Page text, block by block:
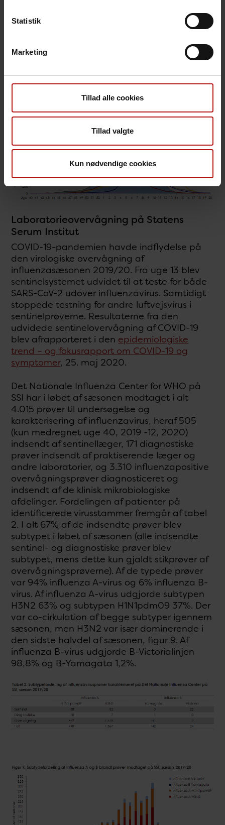
Statistik
Marketing
Tillad alle cookies
Tillad valgte
Kun nødvendige cookies
Laboratorieovervågning på Statens
Serum Institut
COVID-19-pandemien havde indflydelse på
den virologiske overvågning af
influenzasæsonen 2019/20. Fra uge 13 blev
sentinelsystemet udvidet til at teste for både
SARS-CoV-2 udover influenzavirus. Samtidigt
stoppede testning for andre luftvejsvirus i
sentinelprøverne. Resultaterne fra den
udvidede sentinelovervågning af COVID-19
blev afrapporteret i den epidemiologiske
trend – og fokusrapport om COVID-19 og
symptomer, 25. maj 2020.
Det Nationale Influenza Center for WHO på
SSI har i løbet af sæsonen modtaget i alt
4.015 prøver til undersøgelse og
karakterisering af influenzavirus, heraf 505
(kun medregnet uge 40, 2019 -12, 2020)
indsendt af sentinellæger, 171 diagnostiske
prøver indsendt af praktiserende læger og
andre laboratorier, og 3.310 influenzapositive
overvågningsprøver diagnosticeret og
indsendt af de klinisk mikrobiologiske
afdelinger. Fordelingen af patienter på
identificerede virusstammer fremgår af tabel
2. I alt 67% af de indsendte prøver blev
subtypet i løbet af sæsonen (alle indsendte
sentinel- og diagnostiske prøver blev
subtypet, mens dette kun gjaldt stikprøver af
overvågningsprøverne). Af de typede prøver
var 94% influenza A-virus og 6% influenza B-
virus. Af influenza A-virus udgjorde subtypen
H3N2 63% og subtypen H1N1pdm09 37%. Der
var co-cirkulation af begge subtyper igennem
sæsonen, men H3N2 var især dominerende i
den sidste halvdel af sæsonen, figur 9. Af
influenza B-virus udgjorde B-Victorialinjen
98,8% og B-Yamagata 1,2%.